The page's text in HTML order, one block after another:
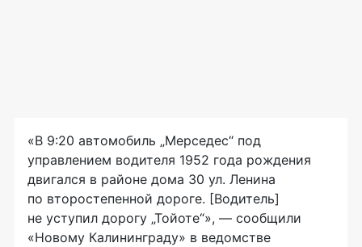
«В 9:20 автомобиль „Мерседес“ под
управлением водителя 1952 года рождения
двигался в районе дома 30 ул. Ленина
по второстепенной дороге. [Водитель]
не уступил дорогу „Тойоте“», — сообщили
«Новому Калининграду» в ведомстве